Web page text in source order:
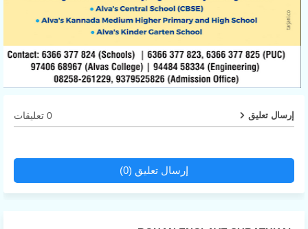
إرسال تعليق 0 تعليقات
إرسال تعليق (0)